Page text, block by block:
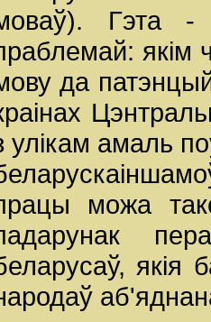
Гэта -
якім
да
улікам амаль
можа
якія